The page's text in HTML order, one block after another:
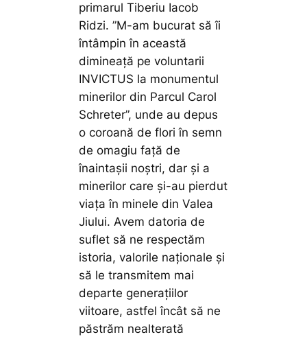
primarul Tiberiu Iacob
Ridzi.”M-am bucurat să îi
întâmpin în această
dimineață pe voluntarii
INVICTUS la monumentul
minerilor din Parcul Carol
Schreter”, unde au depus
o coroană de flori în semn
de omagiu față de
înaintașii noștri, dar și a
minerilor care și-au pierdut
viața în minele din Valea
Jiului. Avem datoria de
suflet să ne respectăm
istoria, valorile naţionale și
să le transmitem mai
departe generațiilor
viitoare, astfel încât să ne
păstrăm nealterată